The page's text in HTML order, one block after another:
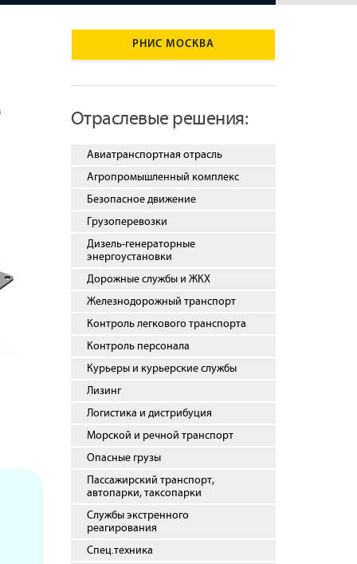
РНИС МОСКВА
Отраслевые решения:
Авиатранспортная отрасль
Агропромышленный комплекс
Безопасное движение
Грузоперевозки
Дизель-генераторные
энергоустановки
Дорожные службы и ЖКХ
Железнодорожный транспорт
Контроль легкового транспорта
Контроль персонала
Курьеры и курьерские службы
Лизинг
Логистика и дистрибуция
Морской и речной транспорт
Опасные грузы
Пассажирский транспорт,
автопарки, таксопарки
Службы экстренного
реагирования
Спец.техника